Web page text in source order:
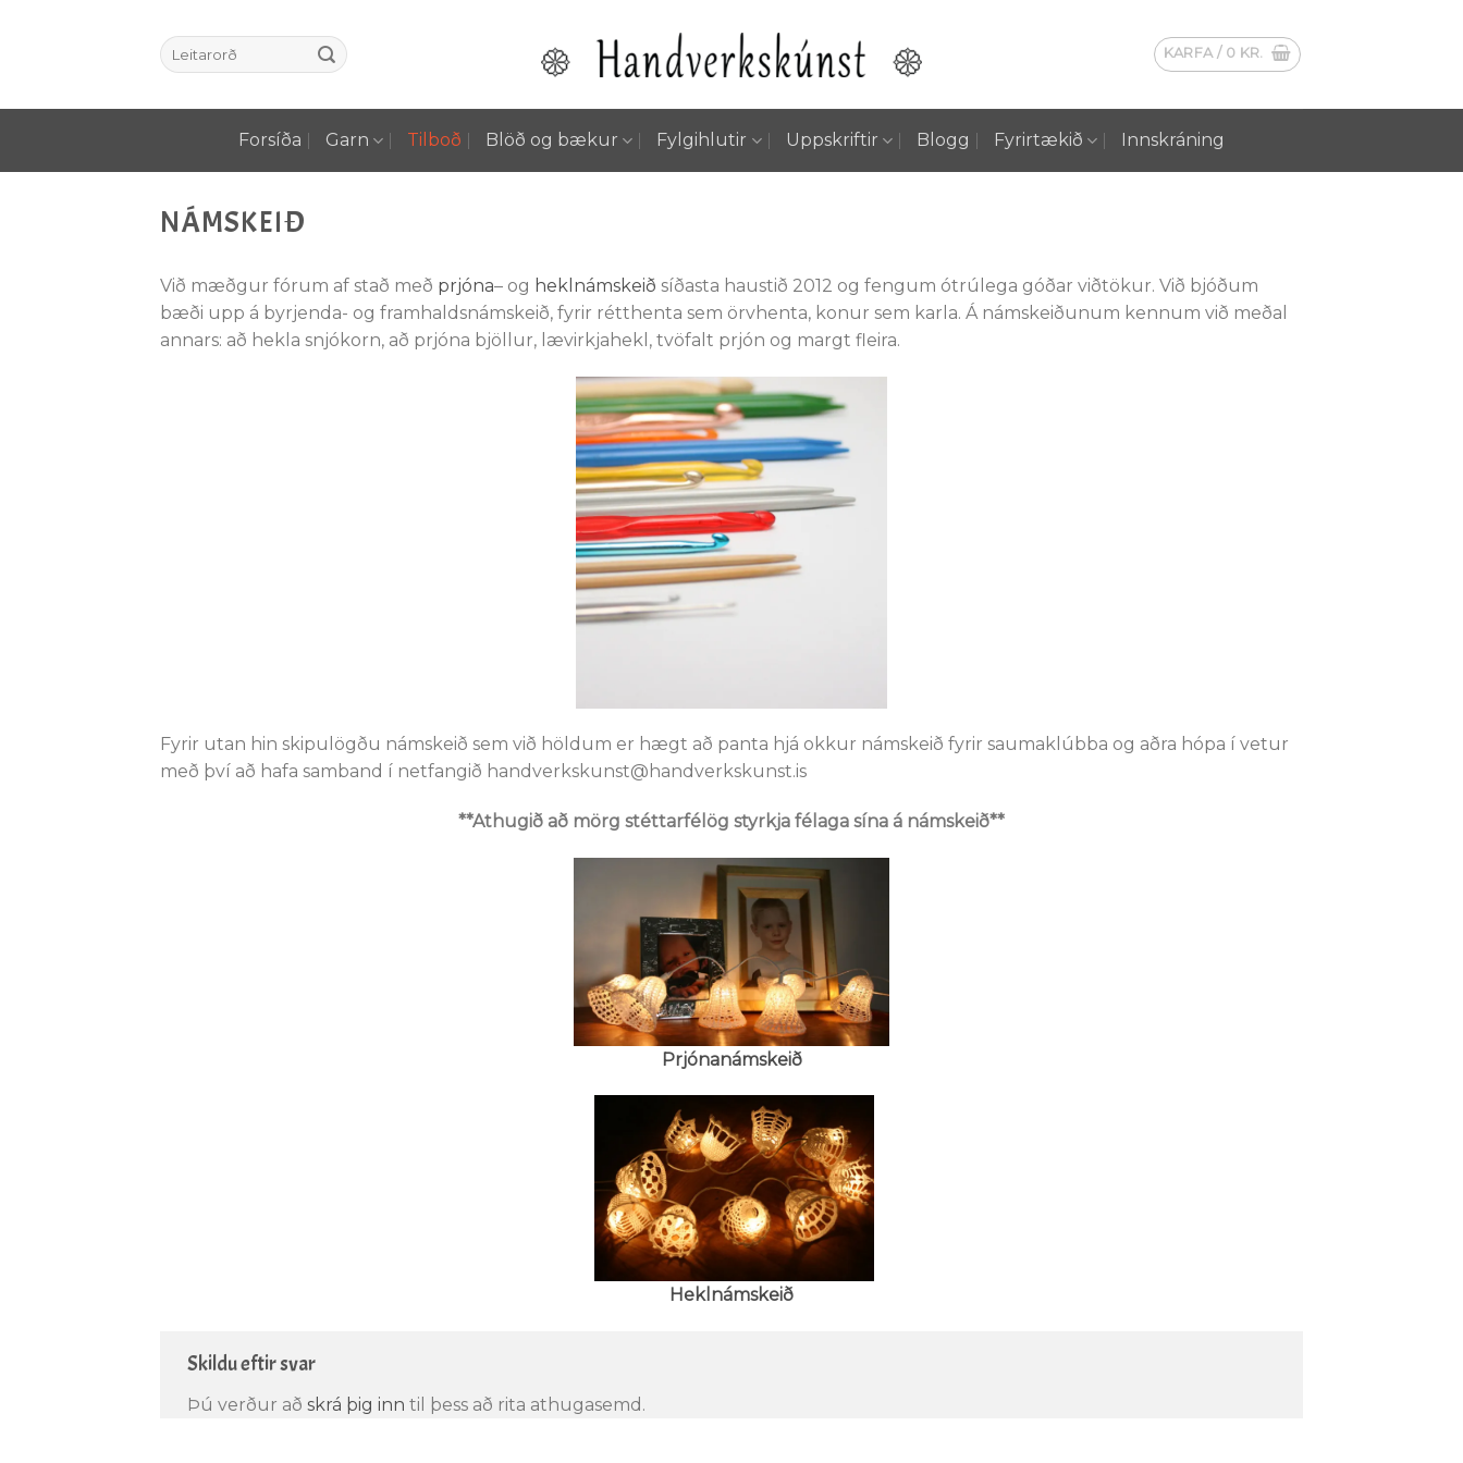
Leita
eftir:
KARFA / 0 KR.
Forsíða Garn Tilboð Blöð og bækur Fylgihlutir Uppskriftir Blogg Fyrirtækið Innskráning
NÁMSKEIÐ
Við mæðgur fórum af stað með prjóna– og heklnámskeið síðasta haustið 2012 og fengum ótrúlega góðar viðtökur. Við bjóðum
bæði upp á byrjenda- og framhaldsnámskeið, fyrir rétthenta sem örvhenta, konur sem karla. Á námskeiðunum kennum við meðal
annars: að hekla snjókorn, að prjóna bjöllur, lævirkjahekl, tvöfalt prjón og margt fleira.
Fyrir utan hin skipulögðu námskeið sem við höldum er hægt að panta hjá okkur námskeið fyrir saumaklúbba og aðra hópa í vetur
með því að hafa samband í netfangið handverkskunst@handverkskunst.is
**Athugið að mörg stéttarfélög styrkja félaga sína á námskeið**
Prjónanámskeið
Heklnámskeið
Skildu eftir svar
Þú verður að skrá þig inn til þess að rita athugasemd.